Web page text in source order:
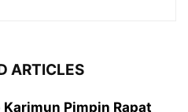
ARTICLES
Karimun Pimpin Rapat